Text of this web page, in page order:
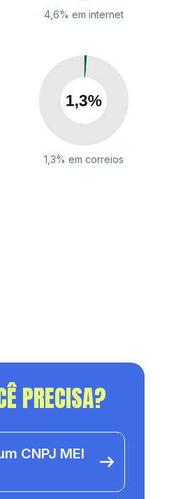
4,6% em internet
1,3% em correios
PRECISA?
CNPJ MEI